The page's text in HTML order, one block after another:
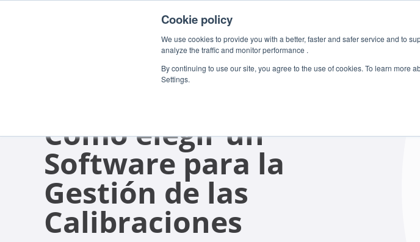
Cookie policy
We use cookies to provide you with a better, faster and safer service and to
analyze the traffic and monitor performance .
By continuing to use our site, you agree to the use of cookies. To learn more
Settings.
Cómo elegir un
Software para la
Gestión de las
Calibraciones